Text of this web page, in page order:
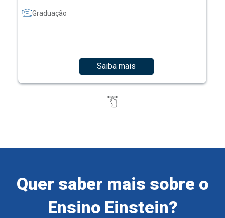
Graduação
Saiba mais
Quer saber mais sobre o
Ensino Einstein?